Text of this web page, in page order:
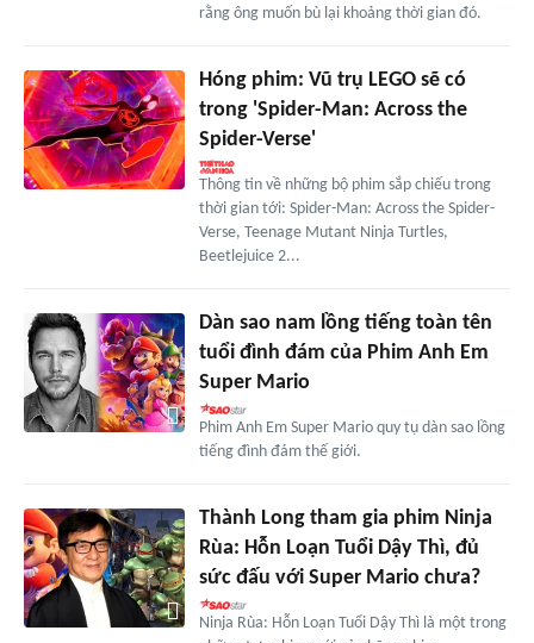
rằng ông muốn bù lại khoảng thời gian đó.
Hóng phim: Vũ trụ LEGO sẽ có
trong 'Spider-Man: Across the
Spider-Verse'
Thông tin về những bộ phim sắp chiếu trong
thời gian tới: Spider-Man: Across the Spider-
Verse, Teenage Mutant Ninja Turtles,
Beetlejuice 2...
Dàn sao nam lồng tiếng toàn tên
tuổi đình đám của Phim Anh Em
Super Mario
Phim Anh Em Super Mario quy tụ dàn sao lồng
tiếng đình đám thế giới.
Thành Long tham gia phim Ninja
Rùa: Hỗn Loạn Tuổi Dậy Thì, đủ
sức đấu với Super Mario chưa?
Ninja Rùa: Hỗn Loạn Tuổi Dậy Thì là một trong